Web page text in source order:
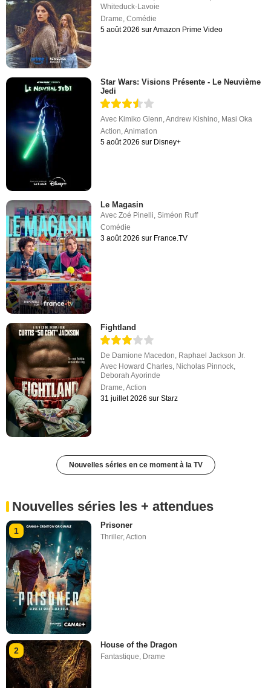
Whiteduck-Lavoie
Drame,Comédie
5 août 2026 sur Amazon Prime Video
Star Wars: Visions Présente - Le Neuvième
Jedi
Avec Kimiko Glenn ,Andrew Kishino Masi Oka
Action ,Animation
5 août 2026 sur Disney+
Le Magasin
AvecZoé Pinelli,Siméon Ruff
Comédie
3 août 2026 sur France.TV
Fightland
De Damione Macedon, Raphael Jackson Jr.
Avec Howard Charles, Nicholas Pinnock,
Deborah Ayorinde
Drame,Action
31 juillet 2026 sur Starz
Nouvelles séries en ce moment à la TV
Nouvelles séries les + attendues
1
Prisoner
Thriller,Action
2
House of the Dragon
Fantastique, Drame